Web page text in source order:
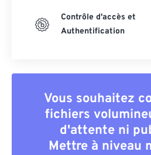
Contrôle d'accès et
Authentification
Vous souhaitez
fichiers
d'attente ni
Mettre à niveau